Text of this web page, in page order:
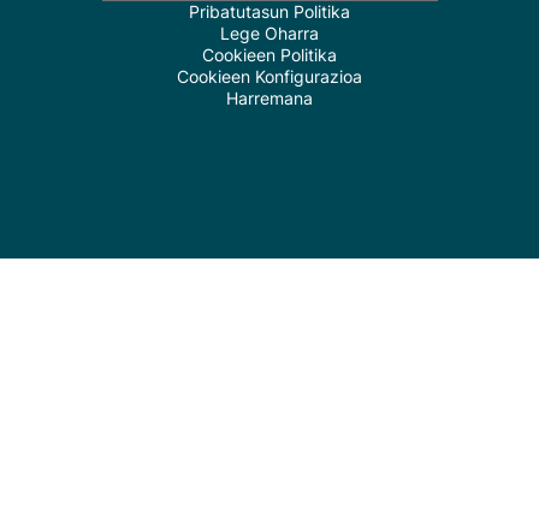
Pribatutasun Politika
Lege Oharra
Cookieen Politika
Cookieen Konfigurazioa
Harremana